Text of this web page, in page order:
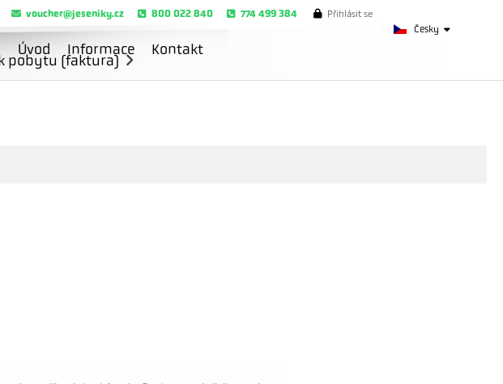
Česky
voucher@jeseniky.cz 800 022 840 774 499 384 Přihlásit se
Úvod Informace Kontakt
pobytu (faktura)